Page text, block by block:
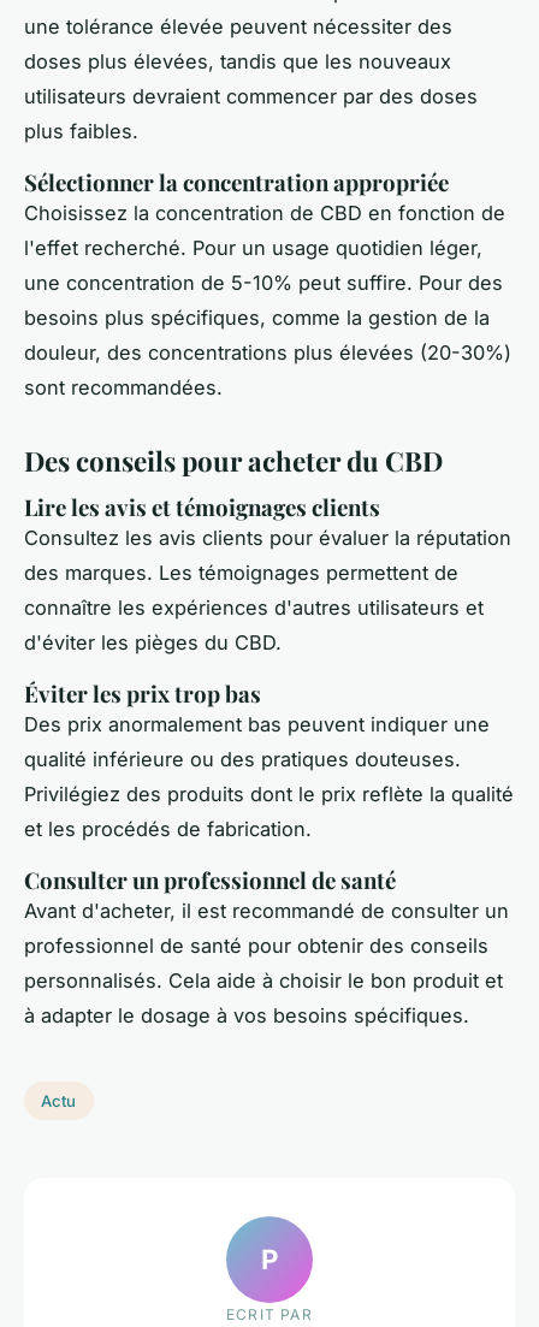
une tolérance élevée peuvent nécessiter des
doses plus élevées, tandis que les nouveaux
utilisateurs devraient commencer par des doses
plus faibles.
Sélectionner la concentration appropriée
Choisissez la concentration de CBD en fonction de
l'effet recherché. Pour un usage quotidien léger,
une concentration de 5-10% peut suffire. Pour des
besoins plus spécifiques, comme la gestion de la
douleur, des concentrations plus élevées (20-30%)
sont recommandées.
Des conseils pour acheter du CBD
Lire les avis et témoignages clients
Consultez les avis clients pour évaluer la réputation
des marques. Les témoignages permettent de
connaître les expériences d'autres utilisateurs et
d'éviter les pièges du CBD.
Éviter les prix trop bas
Des prix anormalement bas peuvent indiquer une
qualité inférieure ou des pratiques douteuses.
Privilégiez des produits dont le prix reflète la qualité
et les procédés de fabrication.
Consulter un professionnel de santé
Avant d'acheter, il est recommandé de consulter un
professionnel de santé pour obtenir des conseils
personnalisés. Cela aide à choisir le bon produit et
à adapter le dosage à vos besoins spécifiques.
Actu
P
ECRIT PAR